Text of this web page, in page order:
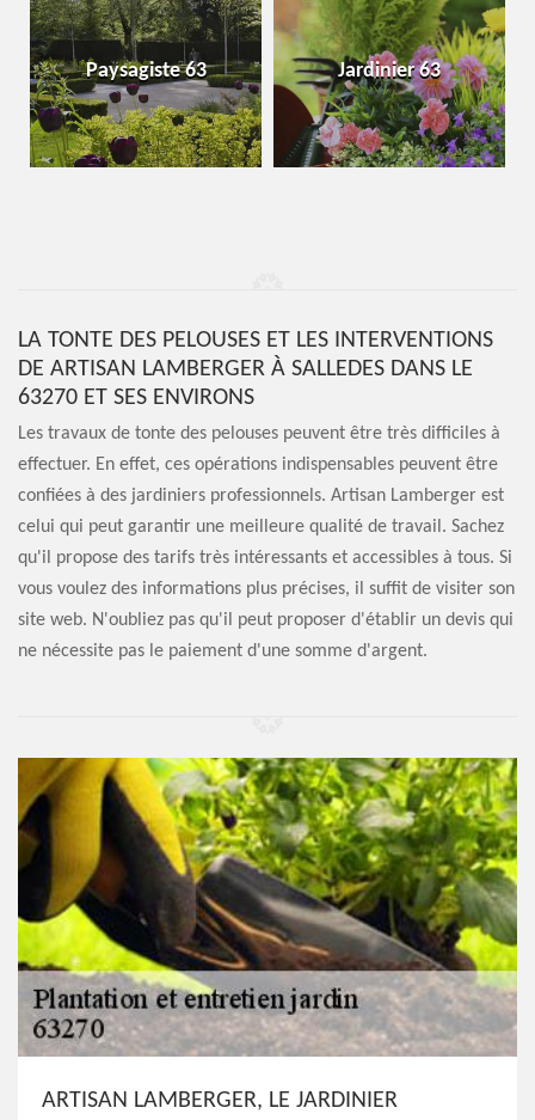
Paysagiste 63 Jardinier 63
LA TONTE DES PELOUSES ET LES INTERVENTIONS
DE ARTISAN LAMBERGER À SALLEDES DANS LE
63270 ET SES ENVIRONS
Les travaux de tonte des pelouses peuvent être très difficiles à
effectuer. En effet, ces opérations indispensables peuvent être
confiées à des jardiniers professionnels. Artisan Lamberger est
celui qui peut garantir une meilleure qualité de travail. Sachez
qu'il propose des tarifs très intéressants et accessibles à tous. Si
vous voulez des informations plus précises, il suffit de visiter son
site web. N'oubliez pas qu'il peut proposer d'établir un devis qui
ne nécessite pas le paiement d'une somme d'argent.
ARTISAN LAMBERGER, LE JARDINIER